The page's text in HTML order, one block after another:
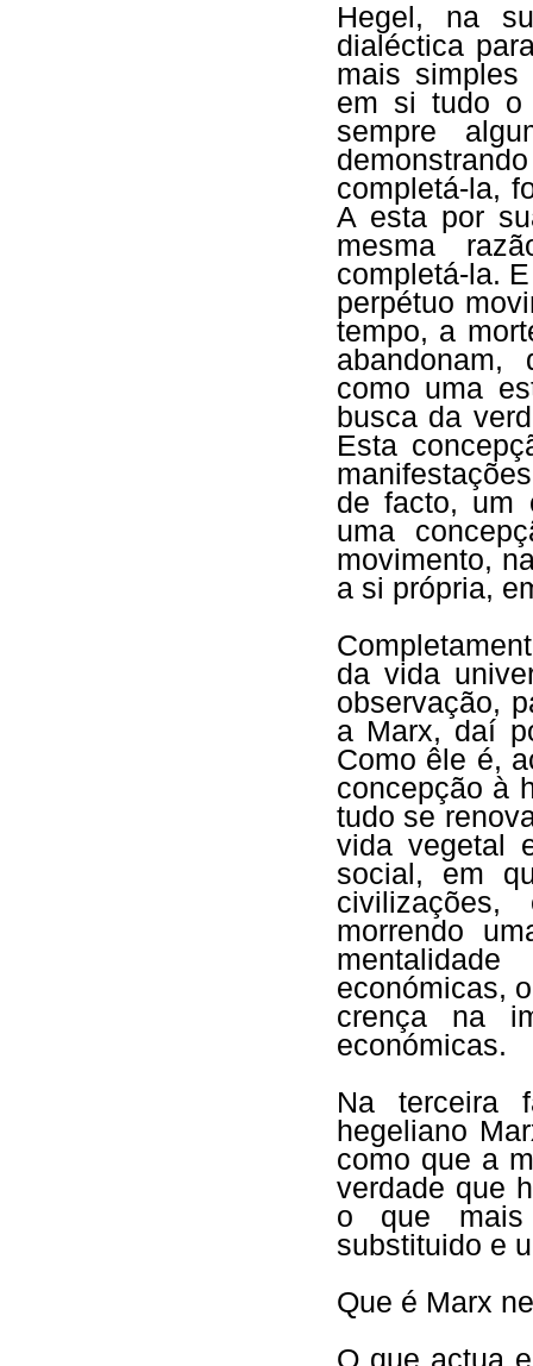
Hegel, na
dialéctica
mais simples
em si tudo o
sempre
completá-la,
A esta por
mesma
completá-la.
perpétuo
tempo, a
abandonam,
como uma
busca da
Esta
de facto, um
uma
movimento,
a si própria,
da vida
observação,
a Marx, daí
Como êle é,
concepção à
tudo se
vida vegetal
social, em
civilizações,
morrendo
económicas,
crença na
económicas.
Na terceira
hegeliano
como que a
verdade que
o que mais
substituido e
Que é Marx
O que actua